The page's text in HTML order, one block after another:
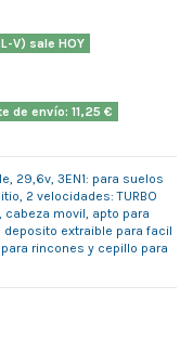
V) sale HOY
de envío: 11,25 €
29,6v, 3EN1: para suelos
2 velocidades: TURBO
movil, apto para
deposito extraible para facil
rincones y cepillo para